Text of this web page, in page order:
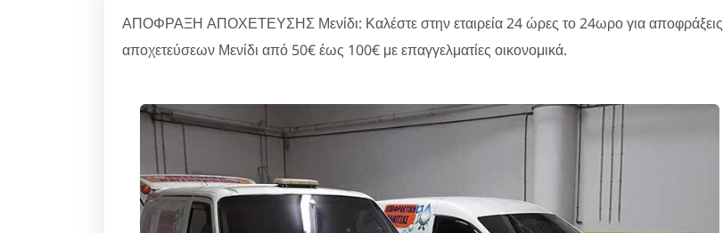
ΑΠΟΦΡΑΞΗ ΑΠΟΧΕΤΕΥΣΗΣ Μενίδι: Καλέστε στην εταιρεία 24 ώρες το 24ωρο για αποφράξεις
αποχετεύσεων Μενίδι από 50€ έως 100€ με επαγγελματίες οικονομικά.